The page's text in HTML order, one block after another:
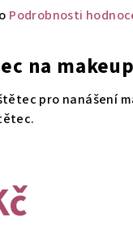
Podrobnosti
na makeup
pro nanášení